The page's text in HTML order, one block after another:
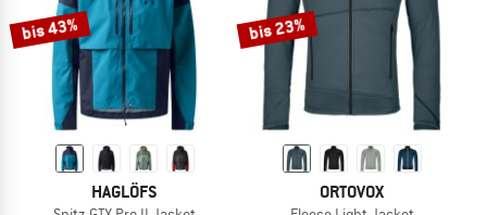
bis 43%
HAGLÖFS
bis 23%
ORTOVOX